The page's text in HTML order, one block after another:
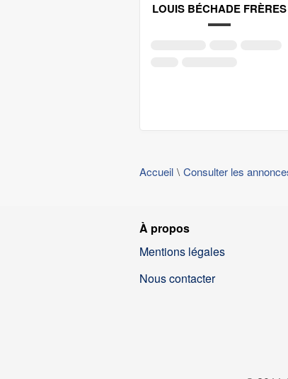
LOUIS BÉCHADE FRÈRES
Accueil Consulter les
À propos
Mentions légales
Nous contacter